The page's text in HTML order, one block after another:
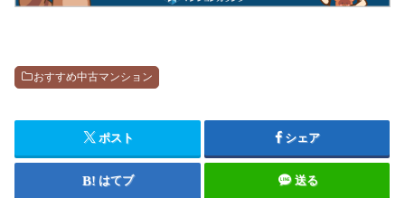
おすすめ中古マンション
ポスト シェア
はてブ 送る